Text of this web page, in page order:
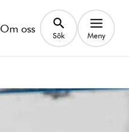
Om oss Sök Meny